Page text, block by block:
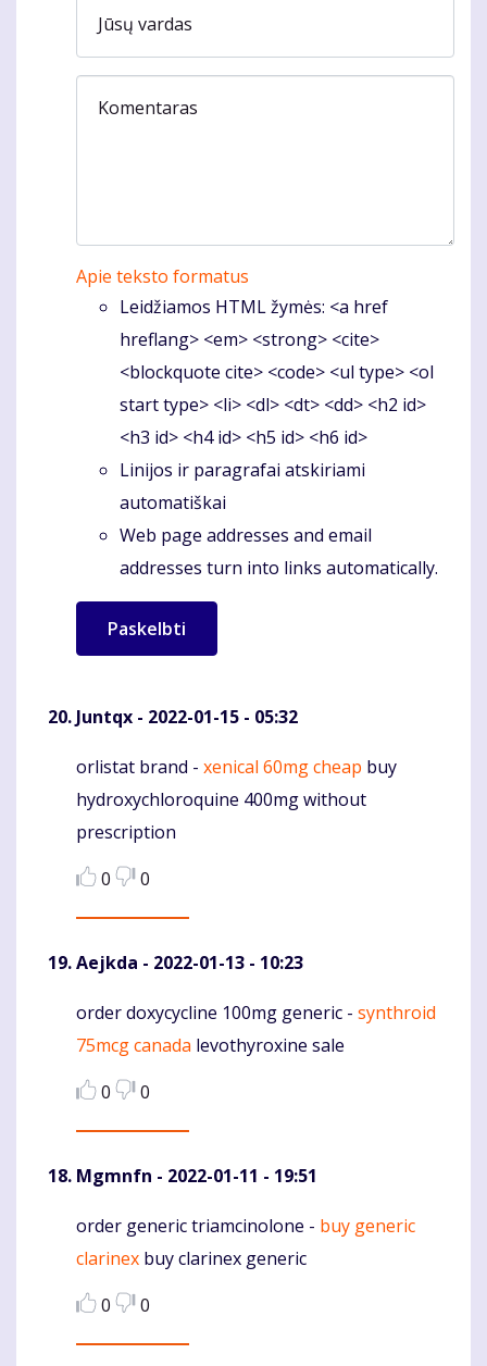
Jūsų vardas
Komentaras
Apie teksto formatus
Leidžiamos HTML žymės: <a href
hreflang> <em> <strong> <cite>
<blockquote cite> <code> <ul type> <ol
start type> <li> <dl> <dt> <dd> <h2 id>
<h3 id> <h4 id> <h5 id> <h6 id>
Linijos ir paragrafai atskiriami
automatiškai
Web page addresses and email
addresses turn into links automatically.
Juntqx - 2022-01-15 - 05:32
Komentaras
orlistat brand - xenical 60mg cheap buy
hydroxychloroquine 400mg without
prescription
0
0
Aejkda - 2022-01-13 - 10:23
Komentaras
order doxycycline 100mg generic - synthroid
75mcg canada levothyroxine sale
0
0
Mgmnfn - 2022-01-11 - 19:51
Komentaras
order generic triamcinolone - buy generic
clarinex buy clarinex generic
0
0